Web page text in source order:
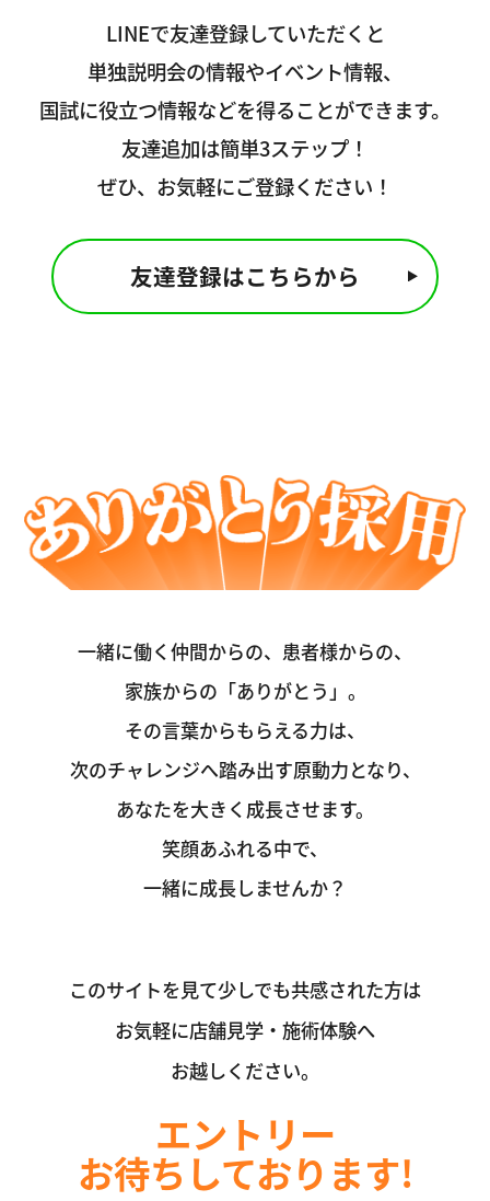
LINEで友達登録していただくと
単独説明会の情報やイベント情報、
国試に役立つ情報などを得ることができます。
友達追加は簡単3ステップ！
ぜひ、お気軽にご登録ください！
友達登録はこちらから
一緒に働く仲間からの、患者様からの、
家族からの「ありがとう」。
その言葉からもらえる力は、
次のチャレンジへ踏み出す原動力となり、
あなたを大きく成長させます。
笑顔あふれる中で、
一緒に成長しませんか？
このサイトを見て少しでも共感された方は
お気軽に店舗見学・施術体験へ
お越しください。
エントリー
お待ちしております!